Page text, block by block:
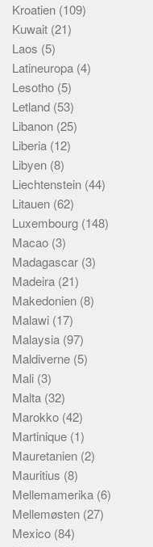
Kroatien (109)
Kuwait (21)
Laos (5)
Latineuropa (4)
Lesotho (5)
Letland (53)
Libanon (25)
Liberia (12)
Libyen (8)
Liechtenstein (44)
Litauen (62)
Luxembourg (148)
Macao (3)
Madagascar (3)
Madeira (21)
Makedonien (8)
Malawi (17)
Malaysia (97)
Maldiverne (5)
Mali (3)
Malta (32)
Marokko (42)
Martinique (1)
Mauretanien (2)
Mauritius (8)
Mellemamerika (6)
Mellemøsten (27)
Mexico (84)